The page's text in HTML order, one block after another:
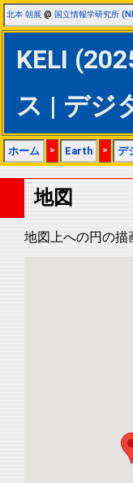
北本 朝展 @ 国立情報学研究所
KELI
ス | デジ
ホーム > Earth > デ
地図
地図上への円の描